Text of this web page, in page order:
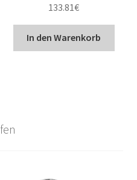
133.81€
In den Warenkorb